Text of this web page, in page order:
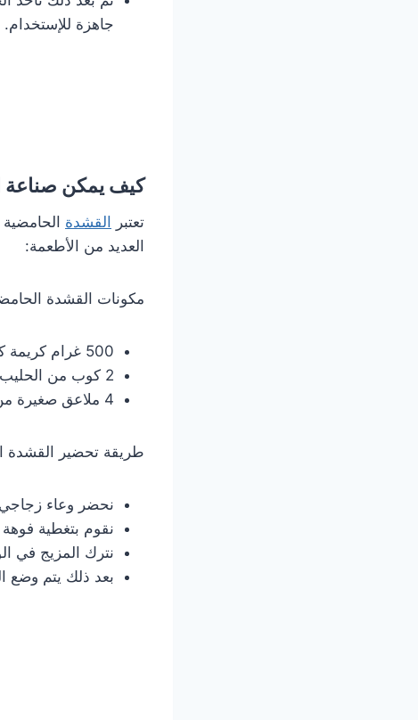
جاهزة للإستخدام.
كيف يمكن صناعة
تعتبر القشدة
العديد من الأطعمة:
مكونات القشدة
500 غرام كريمة كاملة الدسم.
2 كوب من الحليب.
4 ملاعق صغيرة من عصير الليمون.
طريقة تحضير القشدة
نحضر وعاء
نقوم بتغطية
نترك المزيج في الوعاء
بعد ذلك يتم وضع